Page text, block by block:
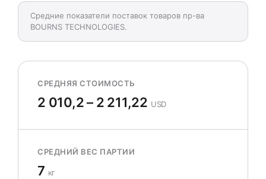
Средние показатели поставок товаров пр-ва
BOURNS TECHNOLOGIES.
СРЕДНЯЯ СТОИМОСТЬ
2 010,2 – 2 211,22 USD
СРЕДНИЙ ВЕС ПАРТИИ
7 кг